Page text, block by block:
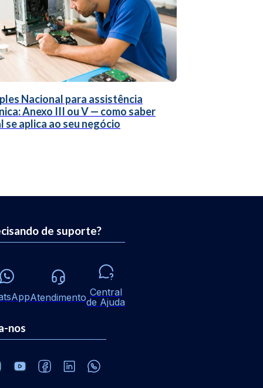
Nacional para assistência
Anexo III ou V — como saber
se aplica ao seu negócio
de suporte?
Atendimento Central
de Ajuda
nos